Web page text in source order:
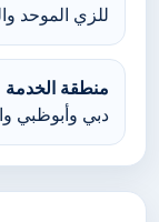
للزي الموحد
منطقة الخدمة
دبي وأبوظبي